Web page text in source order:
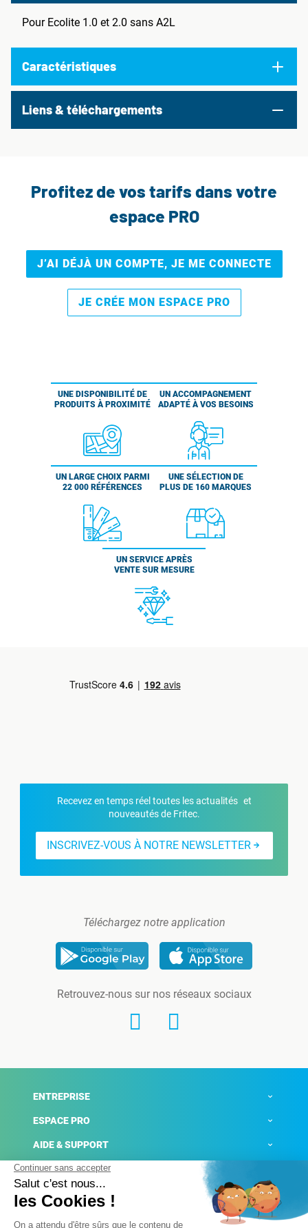
Pour Ecolite 1.0 et 2.0 sans A2L
Caractéristiques
Liens & téléchargements
Profitez de vos tarifs dans votre
espace PRO
J’AI DÉJÀ UN COMPTE, JE ME CONNECTE
JE CRÉE MON ESPACE PRO
UNE DISPONIBILITÉ DE
PRODUITS À PROXIMITÉ
UN ACCOMPAGNEMENT
ADAPTÉ À VOS BESOINS
UN LARGE CHOIX PARMI
22 000 RÉFÉRENCES
UNE SÉLECTION DE
PLUS DE 160 MARQUES
UN SERVICE APRÈS
VENTE SUR MESURE
Recevez en temps réel toutes les actualités et
nouveautés de Fritec.
INSCRIVEZ-VOUS À NOTRE NEWSLETTER
Téléchargez notre application
Retrouvez-nous sur nos réseaux sociaux
ENTREPRISE
ESPACE PRO
AIDE & SUPPORT
ACTUALITÉS